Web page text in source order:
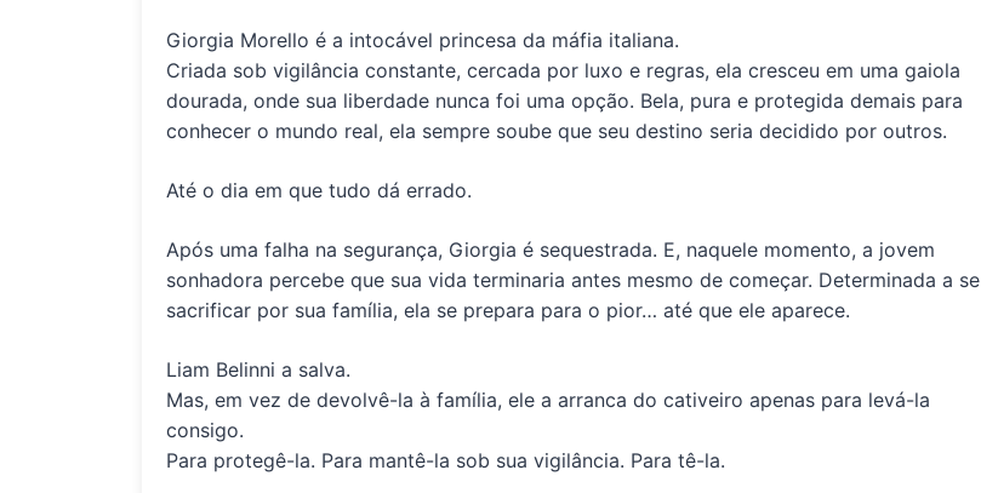
Giorgia Morello é a intocável princesa da máfia italiana.
Criada sob vigilância constante, cercada por luxo e regras, ela cresceu em uma gaiola
dourada, onde sua liberdade nunca foi uma opção. Bela, pura e protegida demais para
conhecer o mundo real, ela sempre soube que seu destino seria decidido por outros.
Até o dia em que tudo dá errado.
Após uma falha na segurança, Giorgia é sequestrada. E, naquele momento, a jovem
sonhadora percebe que sua vida terminaria antes mesmo de começar. Determinada a se
sacrificar por sua família, ela se prepara para o pior… até que ele aparece.
Liam Belinni a salva.
Mas, em vez de devolvê-la à família, ele a arranca do cativeiro apenas para levá-la
consigo.
Para protegê-la. Para mantê-la sob sua vigilância. Para tê-la.